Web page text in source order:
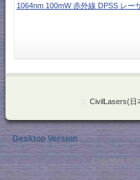
1064nm 100mW 赤外線 DPSS レー
:: CivilLasers(日
Desktop Version
Copyright ©